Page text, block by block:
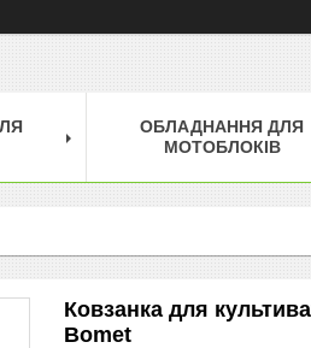
ОБЛАДНАННЯ ДЛЯ
МОТОБЛОКІВ
Ковзанка для
Bomet